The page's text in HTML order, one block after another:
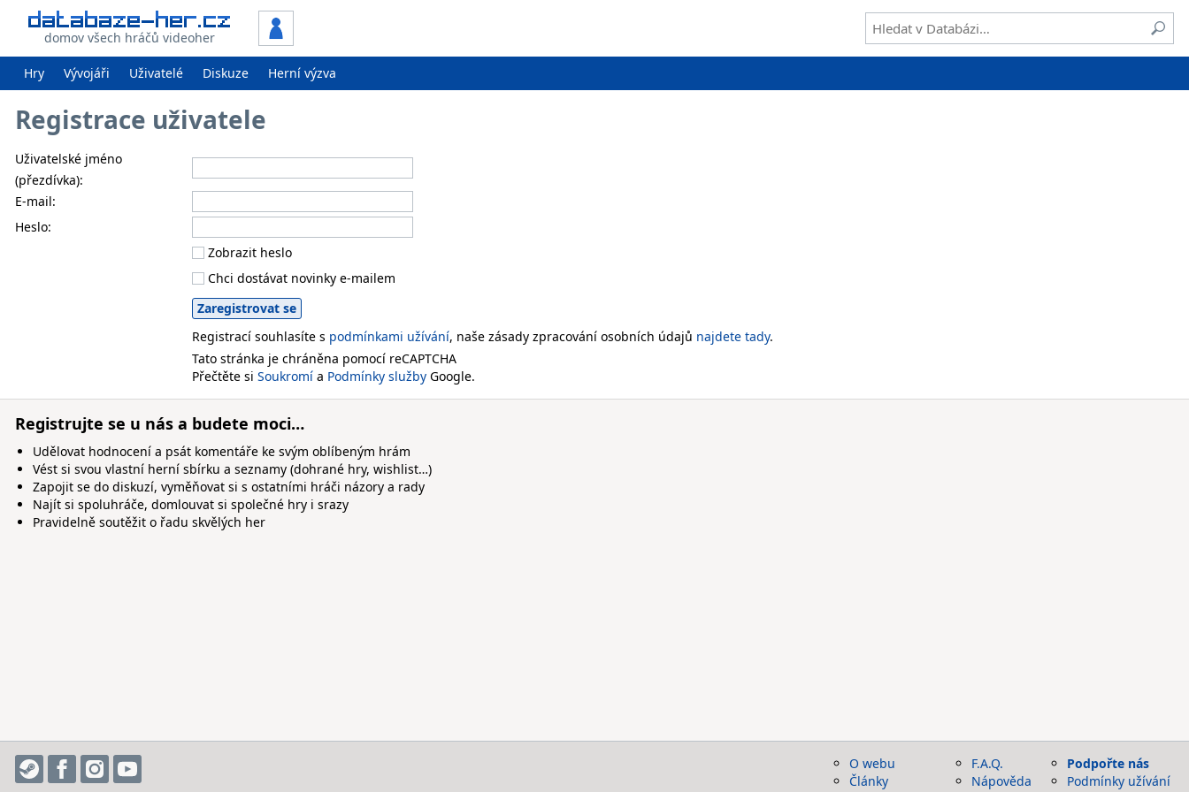
domov všech hráčů videoher
Hry Vývojáři Uživatelé Diskuze Herní výzva
Registrace uživatele
Uživatelské jméno
(přezdívka):
E-mail:
Heslo:
Zobrazit heslo
Chci dostávat novinky e-mailem
Registrací souhlasíte s podmínkami užívání, naše zásady zpracování osobních údajů najdete tady.
Tato stránka je chráněna pomocí reCAPTCHA
Přečtěte si Soukromí a Podmínky služby Google.
Registrujte se u nás a budete moci…
Udělovat hodnocení a psát komentáře ke svým oblíbeným hrám
Vést si svou vlastní herní sbírku a seznamy (dohrané hry, wishlist…)
Zapojit se do diskuzí, vyměňovat si s ostatními hráči názory a rady
Najít si spoluhráče, domlouvat si společné hry i srazy
Pravidelně soutěžit o řadu skvělých her
O webu
Články
F.A.Q.
Nápověda
Podpořte nás
Podmínky užívání